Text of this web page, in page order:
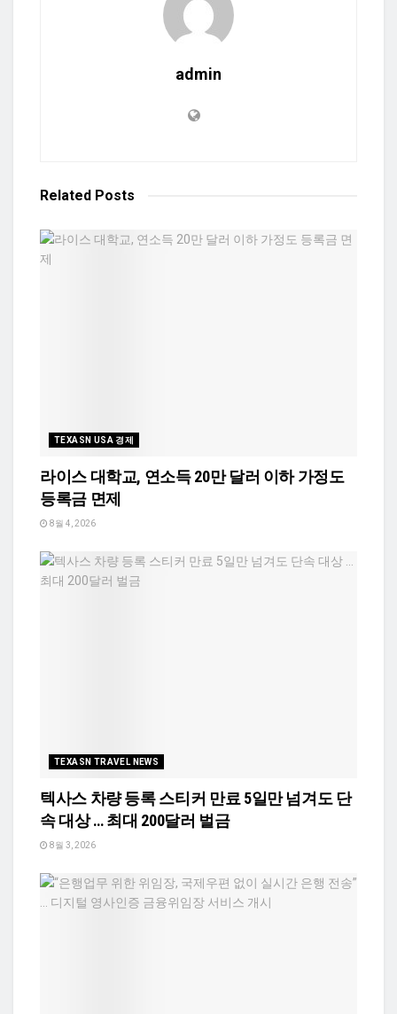
admin
Related Posts
TEXASN USA 경제
라이스 대학교, 연소득 20만 달러 이하 가정도
등록금 면제
8월 4, 2026
TEXASN TRAVEL NEWS
텍사스 차량 등록 스티커 만료 5일만 넘겨도 단
속 대상 … 최대 200달러 벌금
8월 3, 2026